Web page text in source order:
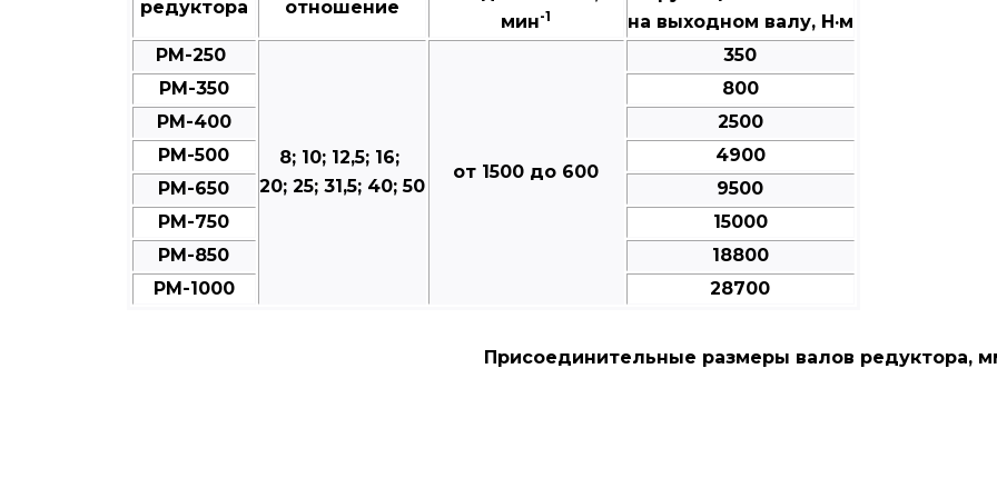
редуктора отношение
мин-1
на выходном валу, Н·м
РМ-250
8; 10; 12,5; 16;
20; 25; 31,5; 40; 50
от 1500 до 600
350
РМ-350
800
РМ-400
2500
РМ-500
4900
РМ-650
9500
РМ-750
15000
РМ-850
18800
РМ-1000
28700
Присоединительные размеры валов редуктора,